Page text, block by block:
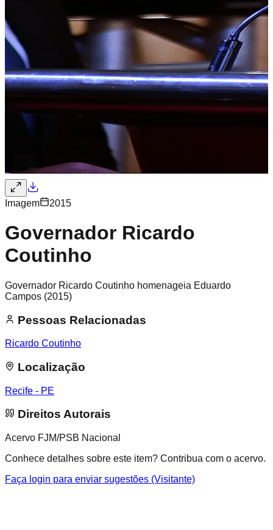
Imagem 2015
Governador Ricardo
Coutinho
Governador Ricardo Coutinho homenageia Eduardo
Campos (2015)
Pessoas Relacionadas
Ricardo Coutinho
Localização
Recife - PE
Direitos Autorais
Acervo FJM/PSB Nacional
Conhece detalhes sobre este item? Contribua com o acervo.
Faça login para enviar sugestões (Visitante)